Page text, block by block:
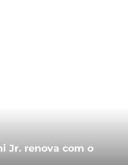
Jr. renova com o